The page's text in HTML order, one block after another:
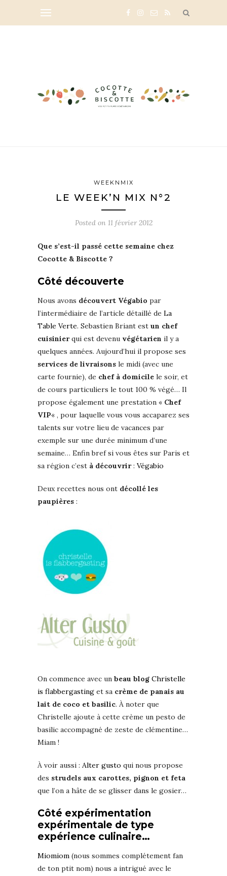
WEEKNMIX
LE WEEK’N MIX N°2
Posted on 11 février 2012
Que s’est-il passé cette semaine chez
Cocotte & Biscotte ?
Côté découverte
Nous avons découvert Végabio par
l’intermédiaire de l’article détaillé de La
Table Verte. Sebastien Briant est un chef
cuisinierqui est devenu végétarien il y a
quelques années. Aujourd’hui il propose ses
services de livraisons le midi (avec une
carte fournie), de chef à domicile le soir, et
de cours particuliers le tout 100 % végé… Il
propose également une prestation « Chef
VIP« , pour laquelle vous vous accaparez ses
talents sur votre lieu de vacances par
exemple sur une durée minimum d’une
semaine… Enfin bref si vous êtes sur Paris et
sa région c’est à découvrir: Végabio
Deux recettes nous ont décollé les
paupières :
On commence avec un beau blog Christelle
is flabbergasting et sa crème de panais au
lait de coco et basilic. À noter que
Christelle ajoute à cette crème un pesto de
basilic accompagné de zeste de clémentine…
Miam !
À voir aussi : Alter gusto qui nous propose
des strudels aux carottes, pignon et feta
que l’on a hâte de se glisser dans le gosier…
Côté expérimentation
expérimentale de type
expérience culinaire…
Miomiom (nous sommes complétement fan
de ton ptit nom) nous a intrigué avec le